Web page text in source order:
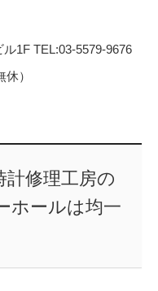
1F TEL:03-5579-9676
）
計修理工房の
ホールは均一